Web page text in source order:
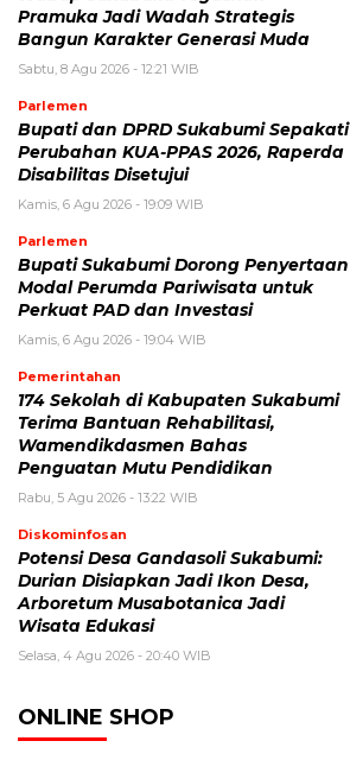
Pramuka Jadi Wadah Strategis
Bangun Karakter Generasi Muda
Sabtu, 8 Agu 2026 - 12:21 WIB
Parlemen
Bupati dan DPRD Sukabumi Sepakati
Perubahan KUA-PPAS 2026, Raperda
Disabilitas Disetujui
Kamis, 6 Agu 2026 - 19:09 WIB
Parlemen
Bupati Sukabumi Dorong Penyertaan
Modal Perumda Pariwisata untuk
Perkuat PAD dan Investasi
Kamis, 6 Agu 2026 - 19:04 WIB
Pemerintahan
174 Sekolah di Kabupaten Sukabumi
Terima Bantuan Rehabilitasi,
Wamendikdasmen Bahas
Penguatan Mutu Pendidikan
Rabu, 5 Agu 2026 - 13:22 WIB
Diskominfosan
Potensi Desa Gandasoli Sukabumi:
Durian Disiapkan Jadi Ikon Desa,
Arboretum Musabotanica Jadi
Wisata Edukasi
Selasa, 4 Agu 2026 - 20:40 WIB
ONLINE SHOP